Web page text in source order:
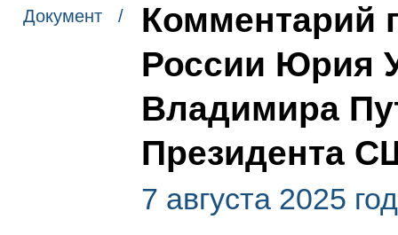
Документ /
Комментарий
России Юрия
Владимира
Президента
7 августа 2025